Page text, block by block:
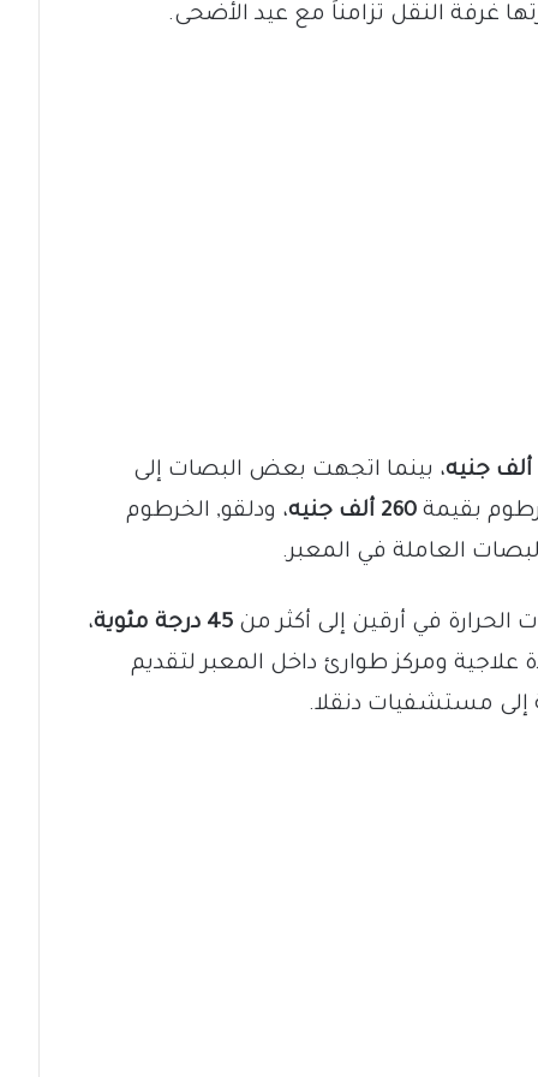
غرفة النقل تزامناً مع عيد الأضحى.
، بينما اتجهت بعض البصات إلى
بقيمة 260 ألف جنيه
، ودلقو, الخرطوم
العاملة في المعبر.
الحرارة في أرقين إلى أكثر من 45 درجة مئوية
،
علاجية ومركز طوارئ داخل المعبر لتقديم
إلى مستشفيات دنقلا.